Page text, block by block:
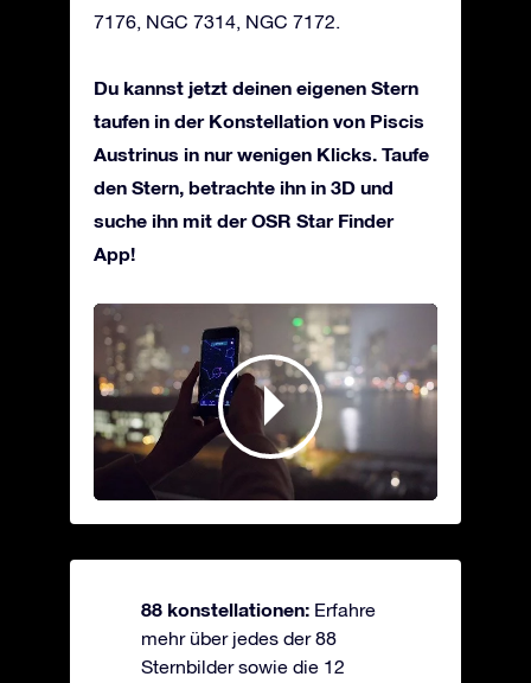
7176, NGC 7314, NGC 7172.
Du kannst jetzt deinen eigenen Stern
taufen in der Konstellation von Piscis
Austrinus in nur wenigen Klicks. Taufe
den Stern, betrachte ihn in 3D und
suche ihn mit der OSR Star Finder
App!
88 konstellationen: Erfahre
mehr über jedes der 88
Sternbilder sowie die 12